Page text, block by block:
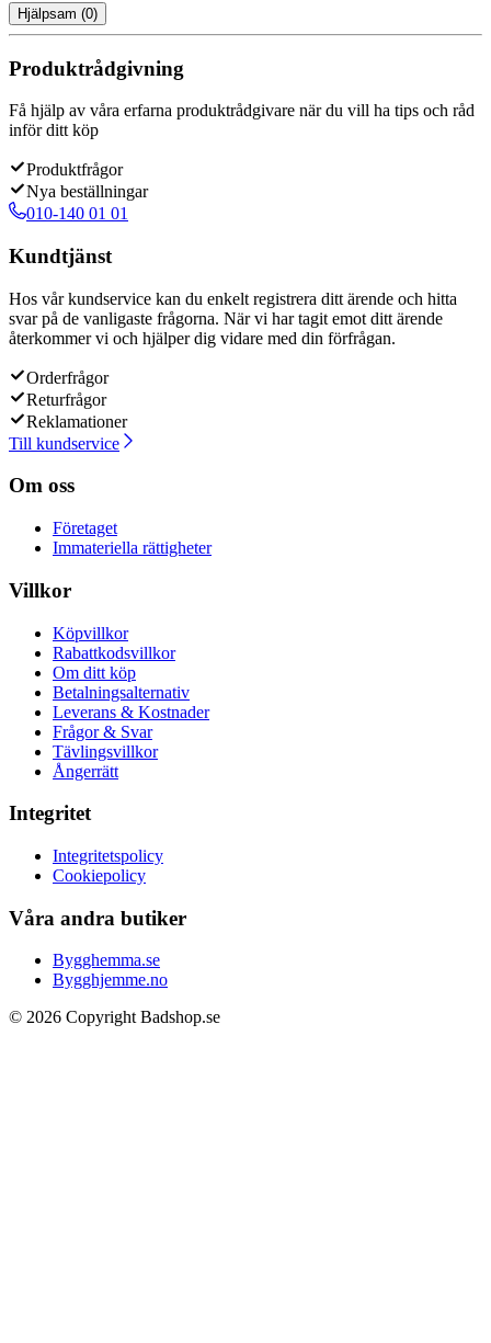
Hjälpsam (0)
Produktrådgivning
Få hjälp av våra erfarna produktrådgivare när du vill ha tips och råd
inför ditt köp
Produktfrågor
Nya beställningar
010-140 01 01
Kundtjänst
Hos vår kundservice kan du enkelt registrera ditt ärende och hitta
svar på de vanligaste frågorna. När vi har tagit emot ditt ärende
återkommer vi och hjälper dig vidare med din förfrågan.
Orderfrågor
Returfrågor
Reklamationer
Till kundservice
Om oss
Företaget
Immateriella rättigheter
Villkor
Köpvillkor
Rabattkodsvillkor
Om ditt köp
Betalningsalternativ
Leverans & Kostnader
Frågor & Svar
Tävlingsvillkor
Ångerrätt
Integritet
Integritetspolicy
Cookiepolicy
Våra andra butiker
Bygghemma.se
Bygghjemme.no
© 2026 Copyright Badshop.se